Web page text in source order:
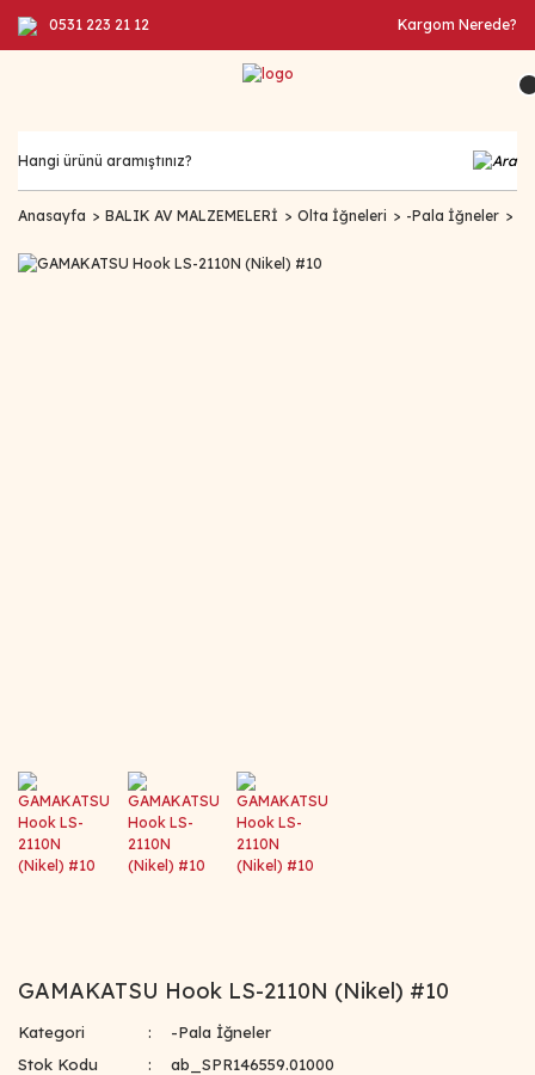
0531 223 21 12 Kargom Nerede?
Anasayfa BALIK AV MALZEMELERİ Olta İğneleri -Pala İğneler
GAMAKATSU Hook LS-2110N (Nikel) #10
Kategori
-Pala İğneler
Stok Kodu
ab_SPR146559.01000